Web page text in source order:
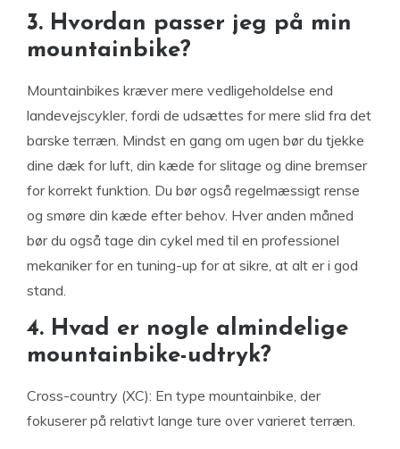
3. Hvordan passer jeg på min
mountainbike?
Mountainbikes kræver mere vedligeholdelse end
landevejscykler, fordi de udsættes for mere slid fra det
barske terræn. Mindst en gang om ugen bør du tjekke
dine dæk for luft, din kæde for slitage og dine bremser
for korrekt funktion. Du bør også regelmæssigt rense
og smøre din kæde efter behov. Hver anden måned
bør du også tage din cykel med til en professionel
mekaniker for en tuning-up for at sikre, at alt er i god
stand.
4. Hvad er nogle almindelige
mountainbike-udtryk?
Cross-country (XC): En type mountainbike, der
fokuserer på relativt lange ture over varieret terræn.